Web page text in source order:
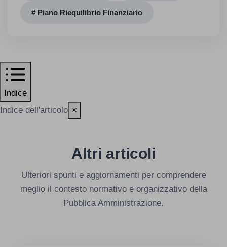
# Piano Riequilibrio Finanziario
Indice
Indice dell'articolo ×
Altri articoli
Ulteriori spunti e aggiornamenti per comprendere
meglio il contesto normativo e organizzativo della
Pubblica Amministrazione.